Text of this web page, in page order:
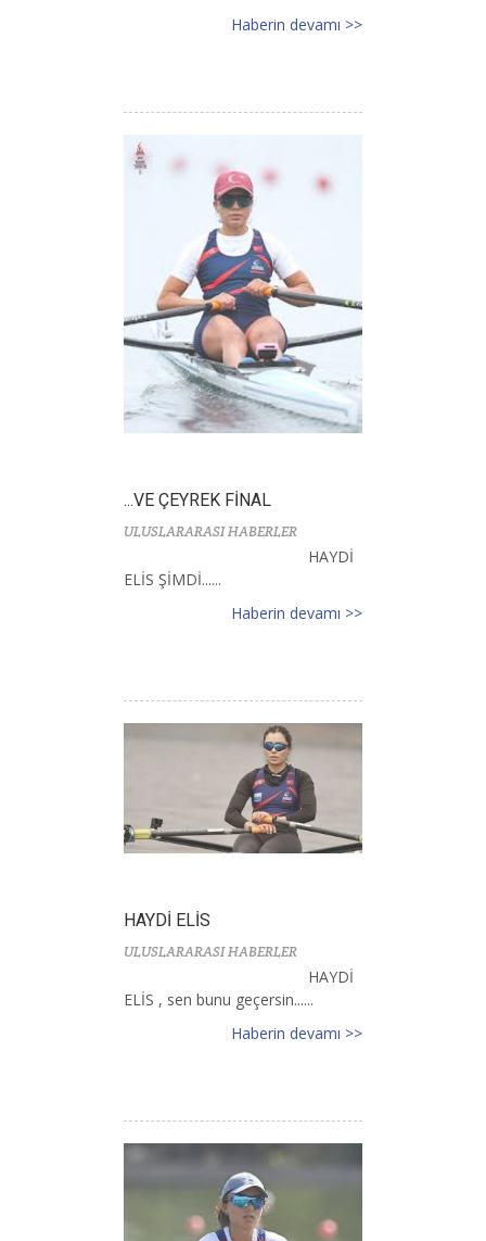
Haberin devamı >>
...VE ÇEYREK FİNAL
ULUSLARARASI HABERLER
HAYDİ
ELİS ŞİMDİ......
Haberin devamı >>
HAYDİ ELİS
ULUSLARARASI HABERLER
HAYDİ
ELİS , sen bunu geçersin......
Haberin devamı >>